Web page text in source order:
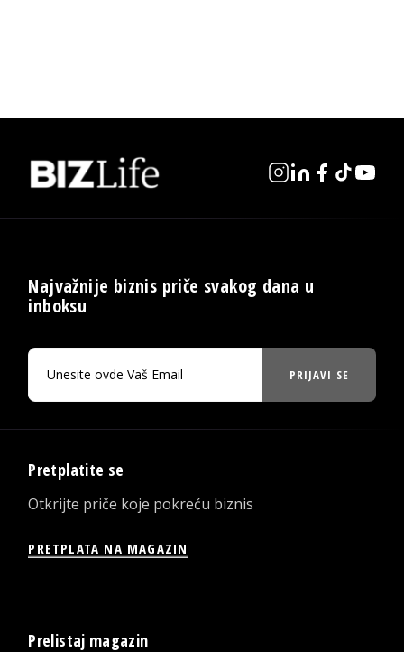
Najvažnije biznis priče svakog dana u
inboksu
PRIJAVI SE
Pretplatite se
Otkrijte priče koje pokreću biznis
PRETPLATA NA MAGAZIN
Prelistaj magazin